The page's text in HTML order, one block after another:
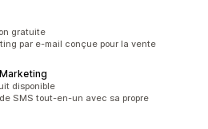
gratuite
par e-mail conçue pour la vente
disponible
SMS tout-en-un avec sa propre